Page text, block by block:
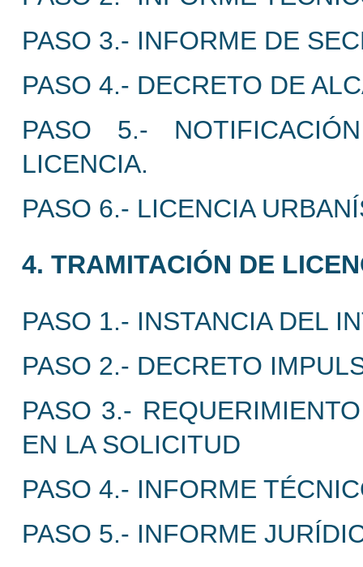
PASO 3.- INFORME DE
PASO 4.- DECRETO DE
PASO 5.-
LICENCIA.
PASO 6.- LICENCIA
4. TRAMITACIÓN DE
PASO 1.- INSTANCIA DEL
PASO 2.- DECRETO
PASO 3.-
EN LA SOLICITUD
PASO 4.- INFORME
PASO 5.- INFORME